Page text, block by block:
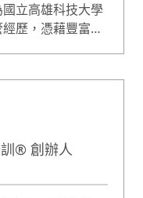
立高雄科技大學
歷，憑藉豐富的
外，老師也具備
任講師。
® 創辦人